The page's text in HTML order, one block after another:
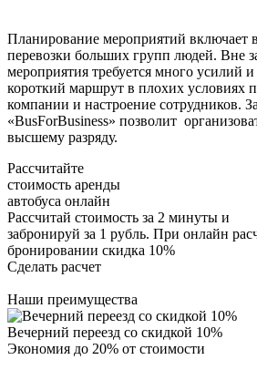
Планирование мероприятий включает
перевозки больших групп людей. Вне
мероприятия требуется много усилий
короткий маршрут в плохих условиях
компании и настроение сотрудников.
«BusForBusiness» позволит
высшему разряду.
Рассчитайте
стоимость аренды
автобуса онлайн
Рассчитай стоимость за 2 минуты и
забронируй за 1 рубль. При онлайн
бронировании скидка 10%
Сделать расчет
Наши преимущества
Вечерний переезд со скидкой 10%
Экономия до 20% от стоимости